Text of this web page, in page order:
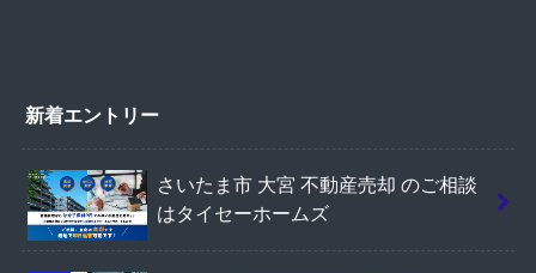
新着エントリー
さいたま市 大宮 不動産売却 のご相談
はタイセーホームズ